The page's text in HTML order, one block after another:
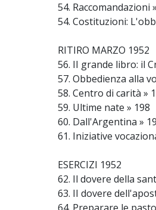
54. Raccomandazioni
54. Costituzioni:
RITIRO MARZO 1952
56. II grande libro: il
57. Obbedienza alla
58. Centro di carità »
59. Ultime nate » 198
60. Dall'Argentina »
61. Iniziative
ESERCIZI 1952
62. Il dovere della
63. II dovere